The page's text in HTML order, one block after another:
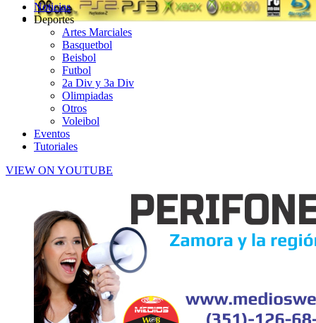
Noticias
Deportes
Artes Marciales
Basquetbol
Beisbol
Futbol
2a Div y 3a Div
Olimpiadas
Otros
Voleibol
Eventos
Tutoriales
VIEW ON YOUTUBE